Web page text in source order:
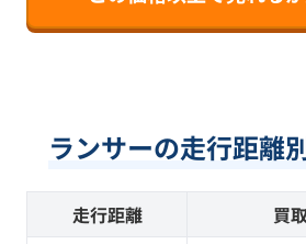
ランサーの走行距離
走行距離 買